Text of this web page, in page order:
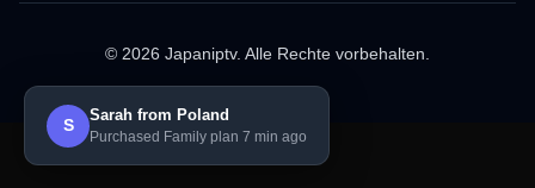
© 2026 Japaniptv. Alle Rechte vorbehalten.
S
Sarah from Poland
Purchased Family plan 7 min ago